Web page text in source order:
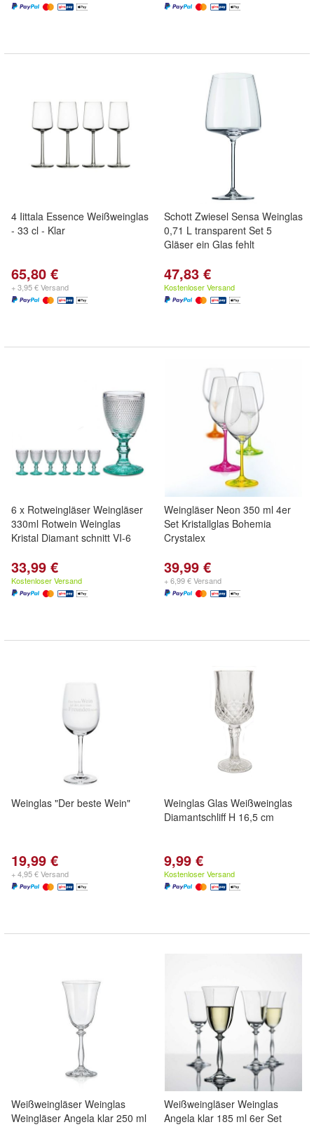
4 Iittala Essence Weißweinglas
- 33 cl - Klar
65,80 €
+ 3,95 € Versand
Schott Zwiesel Sensa Weinglas
0,71 L transparent Set 5
Gläser ein Glas fehlt
47,83 €
Kostenloser Versand
6 x Rotweingläser Weingläser
330ml Rotwein Weinglas
Kristal Diamant schnitt VI-6
33,99 €
Kostenloser Versand
Weingläser Neon 350 ml 4er
Set Kristallglas Bohemia
Crystalex
39,99 €
+ 6,99 € Versand
Weinglas "Der beste Wein"
19,99 €
+ 4,95 € Versand
Weinglas Glas Weißweinglas
Diamantschliff H 16,5 cm
9,99 €
Kostenloser Versand
Weißweingläser Weinglas
Weingläser Angela klar 250 ml
Weißweingläser Weinglas
Angela klar 185 ml 6er Set